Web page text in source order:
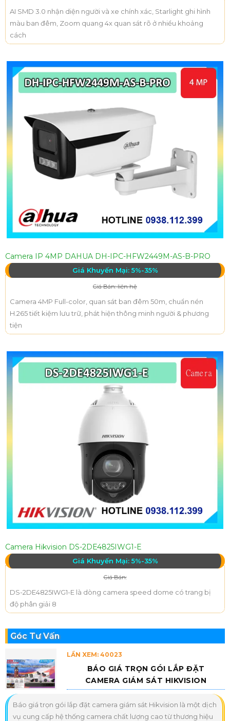
AI SMD 3.0 nhận diện người và xe chính xác, Starlight ghi hình
màu ban đêm, Zoom quang 4x quan sát rõ ở nhiều khoảng
cách
Camera IP 4MP DAHUA DH-IPC-HFW2449M-AS-B-PRO
Giá Khuyến Mại: 5%-35%
Giá Bán: liên hệ
Camera 4MP Full-color, quan sát ban đêm 50m, chuẩn nén
H.265 tiết kiệm lưu trữ, phát hiện thông minh người & phương
tiện
Camera Hikvision DS-2DE4825IWG1-E
Giá Khuyến Mại: 5%-35%
Giá Bán:
DS-2DE4825IWG1-E là dòng camera speed dome có trang bị
độ phân giải 8
Góc Tư Vấn
LẦN XEM: 40023
BÁO GIÁ TRỌN GÓI LẮP ĐẶT
CAMERA GIÁM SÁT HIKVISION
Báo giá trọn gói lắp đặt camera giám sát Hikvision là một dịch
vụ cung cấp hệ thống camera chất lượng cao từ thương hiệu